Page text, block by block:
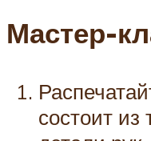
Мастер-
состоит из